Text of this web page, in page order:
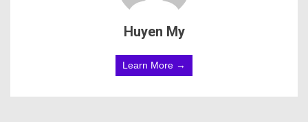
Huyen My
Learn More →